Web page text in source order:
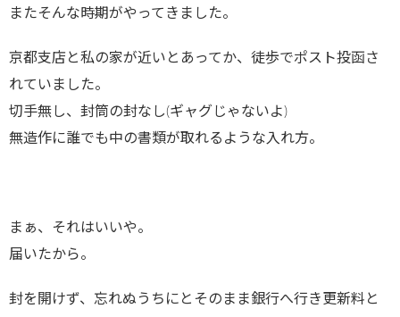
またそんな時期がやってきました。
京都支店と私の家が近いとあってか、徒歩でポスト投函さ
れていました。
切手無し、封筒の封なし(ギャグじゃないよ)
無造作に誰でも中の書類が取れるような入れ方。
まぁ、それはいいや。
届いたから。
封を開けず、忘れぬうちにとそのまま銀行へ行き更新料と